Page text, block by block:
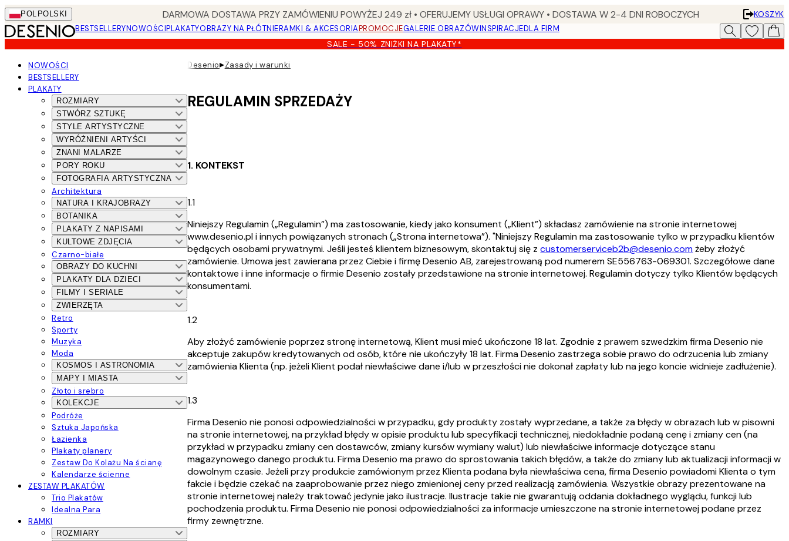
Skip
to
main
content.
POL POLSKI DARMOWA DOSTAWA PRZY ZAMÓWIENIU POWYŻEJ 249 zł • OFERUJEMY USŁUGI OPRAWY • DOSTAWA W 2-4 DNI ROBOCZYCH
KOSZYK
BESTSELLERYNOWOŚCIPLAKATYOBRAZY NA PŁÓTNIERAMKI & AKCESORIAPROMOCJEGALERIE OBRAZÓWINSPIRACJEDLA FIRM
SALE - 50% ZNIŻKI NA PLAKATY*
NOWOŚCI
BESTSELLERY
PLAKATY
ROZMIARY
STWÓRZ SZTUKĘ
STYLE ARTYSTYCZNE
WYRÓŻNIENI ARTYŚCI
ZNANI MALARZE
PORY ROKU
FOTOGRAFIA ARTYSTYCZNA
Architektura
NATURA I KRAJOBRAZY
BOTANIKA
PLAKATY Z NAPISAMI
KULTOWE ZDJĘCIA
Czarno-białe
OBRAZY DO KUCHNI
PLAKATY DLA DZIECI
FILMY I SERIALE
ZWIERZĘTA
Retro
Sporty
Muzyka
Moda
KOSMOS I ASTRONOMIA
MAPY I MIASTA
Złoto i srebro
KOLEKCJE
Podróże
Sztuka Japońska
Łazienka
Plakaty planery
Zestaw Do Kolażu Na ścianę
Kalendarze ścienne
ZESTAW PLAKATÓW
Trio Plakatów
Idealna Para
RAMKI
ROZMIARY
Desenio▸Zasady i warunki
REGULAMIN SPRZEDAŻY
1. KONTEKST
1.1
Niniejszy Regulamin („Regulamin”) ma zastosowanie, kiedy jako konsument („Klient”) składasz zamówienie na stronie internetowej
www.desenio.pl i innych powiązanych stronach („Strona internetowa”). "Niniejszy Regulamin ma zastosowanie tylko w przypadku klientów
będących osobami prywatnymi. Jeśli jesteś klientem biznesowym, skontaktuj się zcustomerserviceb2b@desenio.comżeby złożyć
zamówienie. Umowa jest zawierana przez Ciebie i firmę Desenio AB, zarejestrowaną pod numerem SE556763-069301. Szczegółowe dane
kontaktowe i inne informacje o firmie Desenio zostały przedstawione na stronie internetowej. Regulamin dotyczy tylko Klientów będących
konsumentami.
1.2
Aby złożyć zamówienie poprzez stronę internetową, Klient musi mieć ukończone 18 lat. Zgodnie z prawem szwedzkim firma Desenio nie
akceptuje zakupów kredytowanych od osób, które nie ukończyły 18 lat. Firma Desenio zastrzega sobie prawo do odrzucenia lub zmiany
zamówienia Klienta (np. jeżeli Klient podał niewłaściwe dane i/lub w przeszłości nie dokonał zapłaty lub na jego koncie widnieje zadłużenie).
1.3
Firma Desenio nie ponosi odpowiedzialności w przypadku, gdy produkty zostały wyprzedane, a także za błędy w obrazach lub w pisowni
na stronie internetowej, na przykład błędy w opisie produktu lub specyfikacji technicznej, niedokładnie podaną cenę i zmiany cen (na
przykład w przypadku zmiany cen dostawców, zmiany kursów wymiany walut) lub niewłaściwe informacje dotyczące stanu
magazynowego danego produktu. Firma Desenio ma prawo do sprostowania takich błędów, a także do zmiany lub aktualizacji informacji w
dowolnym czasie. Jeżeli przy produkcie zamówionym przez Klienta podana była niewłaściwa cena, firma Desenio powiadomi Klienta o tym
fakcie i będzie czekać na zaaprobowanie przez niego zmienionej ceny przed realizacją zamówienia. Wszystkie obrazy prezentowane na
stronie internetowej należy traktować jedynie jako ilustracje. Ilustracje takie nie gwarantują oddania dokładnego wyglądu, funkcji lub
pochodzenia produktu. Firma Desenio nie ponosi odpowiedzialności za informacje umieszczone na stronie internetowej podane przez
firmy zewnętrzne.